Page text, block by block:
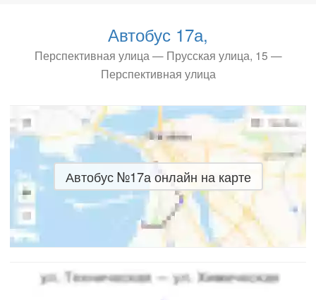
Автобус 17а,
Перспективная улица — Прусская улица, 15 —
Перспективная улица
Автобус №17а онлайн на карте